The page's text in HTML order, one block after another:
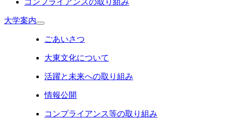
コンプライアンスの取り組み
大学案内
ごあいさつ
大東文化について
活躍と未来への取り組み
情報公開
コンプライアンス等の取り組み